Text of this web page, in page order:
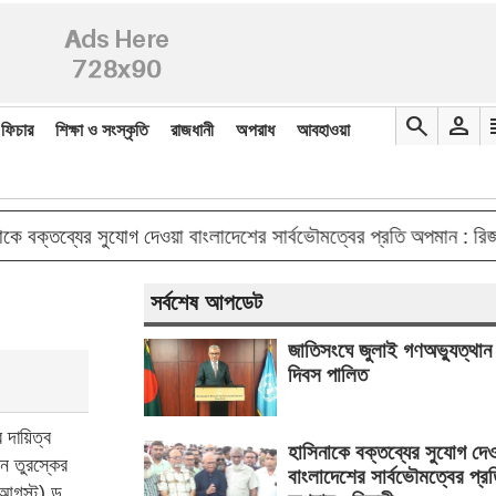
ফিচার শিক্ষা ও সংস্কৃতি রাজধানী অপরাধ আবহাওয়া search person
সুযোগ দেওয়া বাংলাদেশের সার্বভৌমত্বের প্রতি অপমান : রিজভী
দায়িত্ব
তুরস্কের
সর্বশেষ আপডেট
জাতিসংঘে জুলাই গণঅভ্যুত্থান
দিবস পালিত
হাসিনাকে বক্তব্যের সুযোগ
বাংলাদেশের সার্বভৌমত্বের